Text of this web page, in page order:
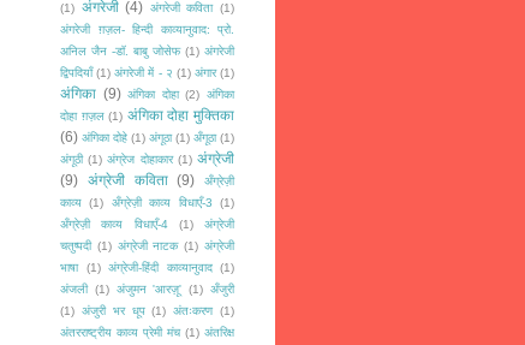
(1) अंगरेजी (4) अंगरेजी कविता (1)
अंगरेजी ग़ज़ल- हिन्दी काव्यानुवाद: प्रो.
अनिल जैन -डॉ. बाबु जोसेफ (1) अंगरेजी
द्विपदियाँ (1) अंगरेजी में - २ (1) अंगार (1)
अंगिका (9) अंगिका दोहा (2) अंगिका
दोहा ग़ज़ल (1) अंगिका दोहा मुक्तिका
(6) अंगिका दोहे (1) अंगूठा (1) अँगूठा (1)
अंगूठी (1) अंग्रेज दोहाकार (1) अंग्रेजी
(9)
अंग्रेजी कविता (9)
अँग्रेज़ी
काव्य (1) अँग्रेज़ी काव्य विधाएँ-3
(1)
अँग्रेज़ी काव्य विधाएँ-4
(1)
अंग्रेजी
चतुष्पदी (1) अंग्रेजी नाटक (1) अंग्रेजी
भाषा
(1) अंग्रेजी-हिंदी काव्यानुवाद (1)
अंजली (1) अंजुमन 'आरज़ू' (1) अँजुरी
(1) अंजुरी भर धूप (1) अंतःकरण (1)
अंतरराष्ट्रीय काव्य प्रेमी मंच (1) अंतरिक्ष